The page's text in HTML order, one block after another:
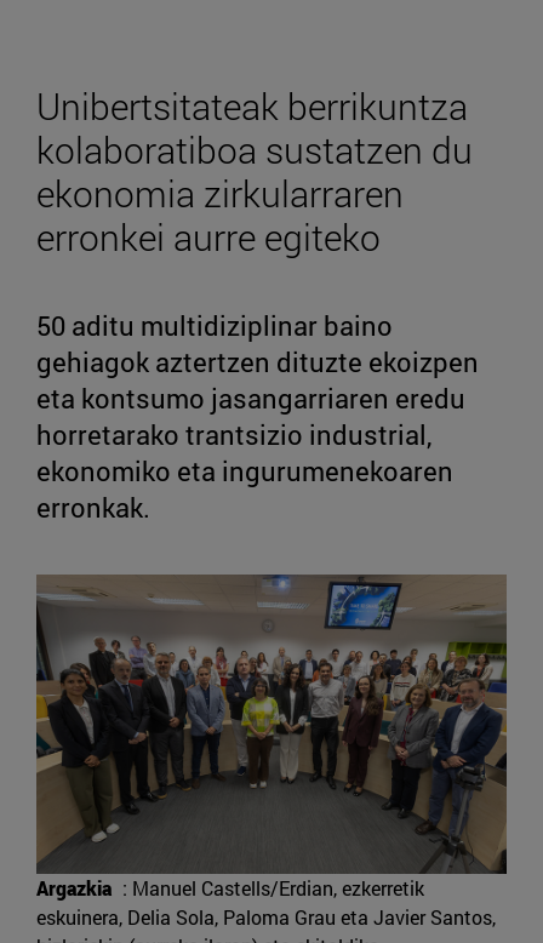
Unibertsitateak berrikuntza
kolaboratiboa sustatzen du
ekonomia zirkularraren
erronkei aurre egiteko
50 aditu multidiziplinar baino
gehiagok aztertzen dituzte ekoizpen
eta kontsumo jasangarriaren eredu
horretarako trantsizio industrial,
ekonomiko eta ingurumenekoaren
erronkak.
Argazkia : Manuel Castells/Erdian, ezkerretik
eskuinera, Delia Sola, Paloma Grau eta Javier Santos,